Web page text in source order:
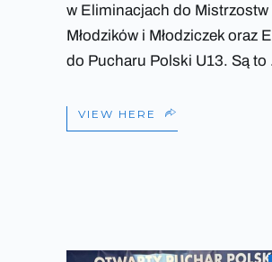
w Eliminacjach do Mistrzostw
Młodzików i Młodziczek oraz
do Pucharu Polski U13. Są to
VIEW HERE